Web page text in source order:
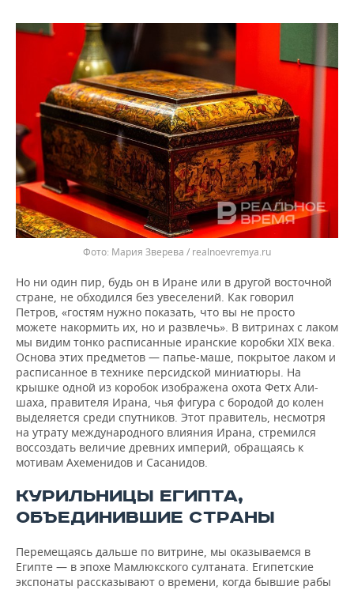
Мария Зверева / realnoevremya.ru
Но ни один пир, будь он в Иране или в другой восточной
стране, не обходился без увеселений. Как говорил
Петров, «гостям нужно показать, что вы не просто
можете накормить их, но и развлечь». В витринах с лаком
мы видим тонко расписанные иранские коробки XIX века.
Основа этих предметов — папье-маше, покрытое лаком и
расписанное в технике персидской миниатюры. На
крышке одной из коробок изображена охота Фетх Али-
шаха, правителя Ирана, чья фигура с бородой до колен
выделяется среди спутников. Этот правитель, несмотря
на утрату международного влияния Ирана, стремился
воссоздать величие древних империй, обращаясь к
мотивам Ахеменидов и Сасанидов.
КУРИЛЬНИЦЫ ЕГИПТА,
ОБЪЕДИНИВШИЕ СТРАНЫ
Перемещаясь дальше по витрине, мы оказываемся в
Египте — в эпохе Мамлюкского султаната. Египетские
экспонаты рассказывают о времени, когда бывшие рабы